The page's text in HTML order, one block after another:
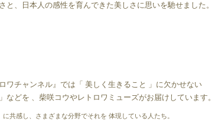
と、日本人の感性を育んできた美しさに思いを馳せました。
ワチャンネル』では「 美しく生きること 」に欠かせない
などを 、柴咲コウやレトロワミューズがお届けしています。
共感し、さまざまな分野でそれを 体現している人たち。